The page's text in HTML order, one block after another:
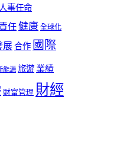
事任命
任健康全球化
展合作國際
能源旅遊業績
財富管理財經